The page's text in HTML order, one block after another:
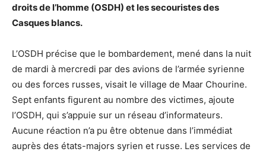
droits de l’homme (OSDH) et les secouristes des
Casques blancs.
L’OSDH précise que le bombardement, mené dans la nuit
de mardi à mercredi par des avions de l’armée syrienne
ou des forces russes, visait le village de Maar Chourine.
Sept enfants figurent au nombre des victimes, ajoute
l’OSDH, qui s’appuie sur un réseau d’informateurs.
Aucune réaction n’a pu être obtenue dans l’immédiat
auprès des états-majors syrien et russe. Les services de